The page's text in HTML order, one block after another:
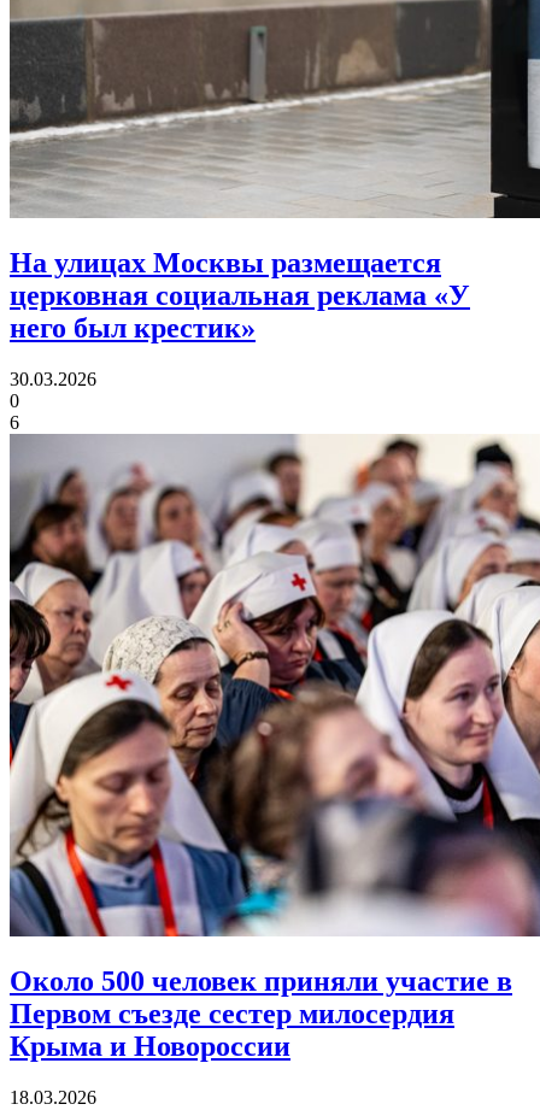
На улицах Москвы размещается
церковная социальная реклама «У
него был крестик»
30.03.2026
0
6
Около 500 человек приняли участие в
Первом съезде сестер милосердия
Крыма и Новороссии
18.03.2026